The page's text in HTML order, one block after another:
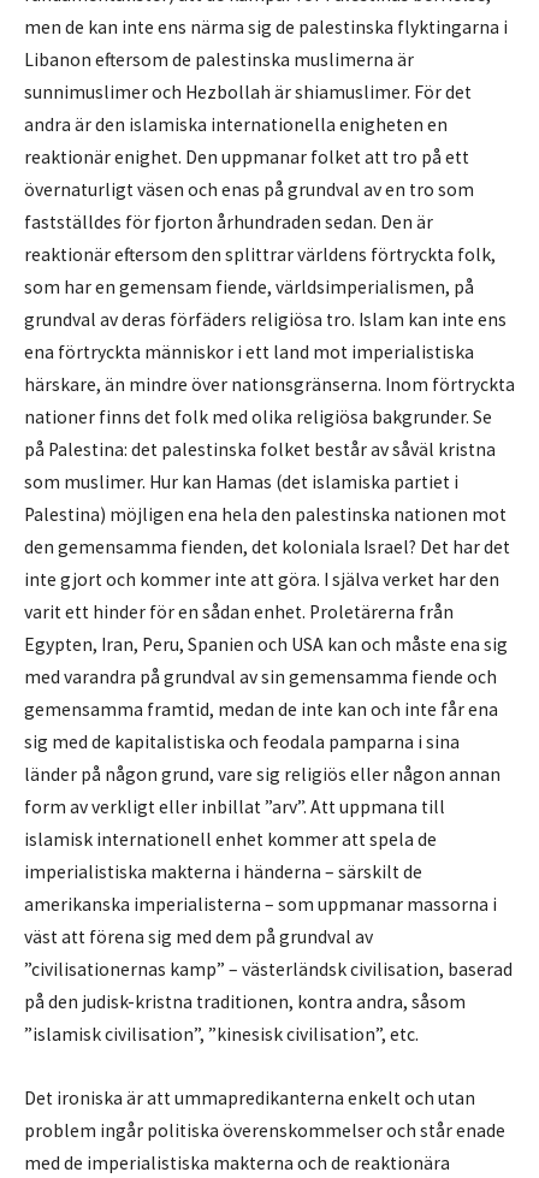
men de kan inte ens närma sig de palestinska flyktingarna i
Libanon eftersom de palestinska muslimerna är
sunnimuslimer och Hezbollah är shiamuslimer. För det
andra är den islamiska internationella enigheten en
reaktionär enighet. Den uppmanar folket att tro på ett
övernaturligt väsen och enas på grundval av en tro som
fastställdes för fjorton århundraden sedan. Den är
reaktionär eftersom den splittrar världens förtryckta folk,
som har en gemensam fiende, världsimperialismen, på
grundval av deras förfäders religiösa tro. Islam kan inte ens
ena förtryckta människor i ett land mot imperialistiska
härskare, än mindre över nationsgränserna. Inom förtryckta
nationer finns det folk med olika religiösa bakgrunder. Se
på Palestina: det palestinska folket består av såväl kristna
som muslimer. Hur kan Hamas (det islamiska partiet i
Palestina) möjligen ena hela den palestinska nationen mot
den gemensamma fienden, det koloniala Israel? Det har det
inte gjort och kommer inte att göra. I själva verket har den
varit ett hinder för en sådan enhet. Proletärerna från
Egypten, Iran, Peru, Spanien och USA kan och måste ena sig
med varandra på grundval av sin gemensamma fiende och
gemensamma framtid, medan de inte kan och inte får ena
sig med de kapitalistiska och feodala pamparna i sina
länder på någon grund, vare sig religiös eller någon annan
form av verkligt eller inbillat ”arv”. Att uppmana till
islamisk internationell enhet kommer att spela de
imperialistiska makterna i händerna – särskilt de
amerikanska imperialisterna – som uppmanar massorna i
väst att förena sig med dem på grundval av
”civilisationernas kamp” – västerländsk civilisation, baserad
på den judisk-kristna traditionen, kontra andra, såsom
”islamisk civilisation”, ”kinesisk civilisation”, etc.
Det ironiska är att ummapredikanterna enkelt och utan
problem ingår politiska överenskommelser och står enade
med de imperialistiska makterna och de reaktionära